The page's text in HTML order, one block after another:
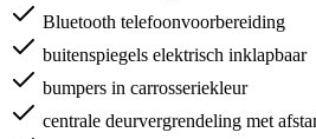
Bluetooth telefoonvoorbereiding
buitenspiegels elektrisch inklapbaar
bumpers in carrosseriekleur
centrale deurvergrendeling met